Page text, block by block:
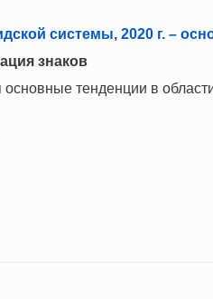
системы, 2020 г. –
знаков
тенденции в